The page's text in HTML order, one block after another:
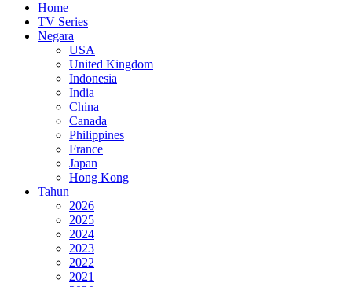
Home
TV Series
Negara
USA
United Kingdom
Indonesia
India
China
Canada
Philippines
France
Japan
Hong Kong
Tahun
2026
2025
2024
2023
2022
2021